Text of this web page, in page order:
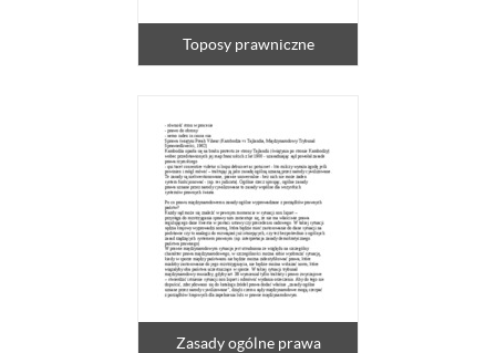
Toposy prawniczne
Zasady ogólne prawa